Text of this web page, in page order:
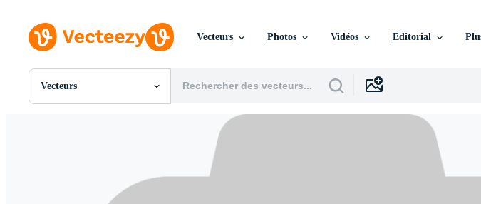
Vecteurs Photos Vidéos Editorial
Vecteurs
Toutes Images